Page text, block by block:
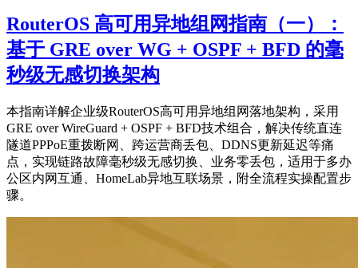
RouterOS 高可用异地组网指南（一）：
基于 GRE over WG + OSPF + BFD 的毫
秒级无感切换架构
本指南详解企业级RouterOS高可用异地组网落地架构，采用
GRE over WireGuard + OSPF + BFD技术组合，解决传统直连
隧道PPPoE重拨断网、跨运营商丢包、DDNS更新延迟等痛
点，实现链路故障毫秒级无感切换、业务零丢包，适用于多办
公区内网互通、HomeLab异地互联场景，附全流程实操配置步
骤。